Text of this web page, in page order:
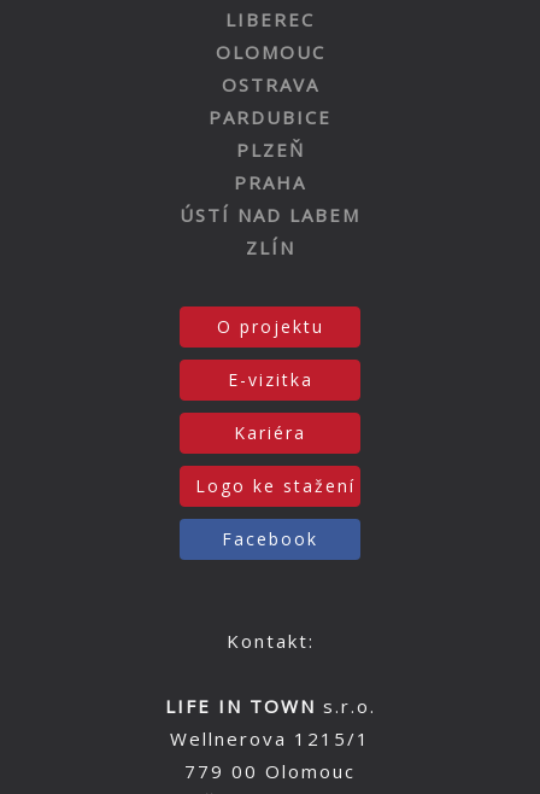
LIBEREC
OLOMOUC
OSTRAVA
PARDUBICE
PLZEŇ
PRAHA
ÚSTÍ NAD LABEM
ZLÍN
O projektu
E-vizitka
Kariéra
Logo ke stažení
Facebook
Kontakt:
LIFE IN TOWN s.r.o.
Wellnerova 1215/1
779 00 Olomouc